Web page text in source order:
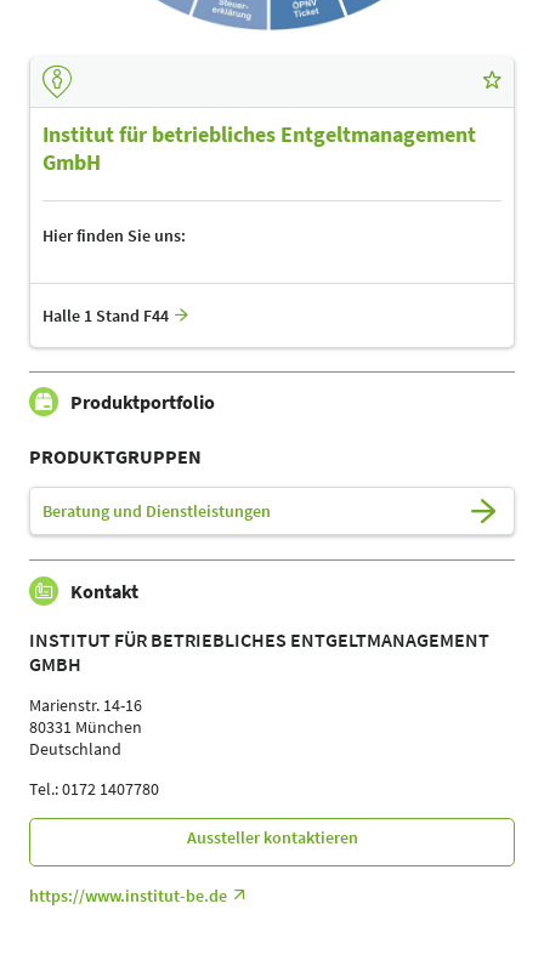
Institut für betriebliches Entgeltmanagement
GmbH
Hier finden Sie uns:
Halle 1 Stand F44
Produktportfolio
PRODUKTGRUPPEN
Beratung und Dienstleistungen
Kontakt
INSTITUT FÜR BETRIEBLICHES ENTGELTMANAGEMENT
GMBH
Marienstr. 14-16
80331 München
Deutschland
Tel.: 0172 1407780
Aussteller kontaktieren
https://www.institut-be.de